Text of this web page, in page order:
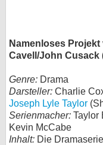
Namenloses
Cavell/John Cusack
Genre: Drama
Darsteller: Charlie
Joseph Lyle Taylor
Serienmacher: Taylor
Kevin McCabe
Inhalt: Die